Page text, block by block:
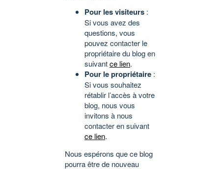
Pour les visiteurs :
Si vous avez des
questions, vous
pouvez contacter le
propriétaire du blog en
suivantce lien.
Pour le propriétaire :
Si vous souhaitez
rétablir l’accès à votre
blog, nous vous
invitons à nous
contacter en suivant
ce lien.
Nous espérons que ce blog
pourra être de nouveau